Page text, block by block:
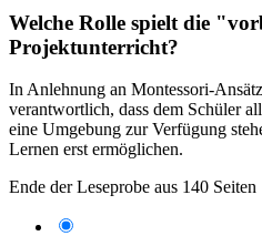
Welche Rolle spielt die
Projektunterricht?
In Anlehnung an Montessori-
verantwortlich, dass dem Schüler
eine Umgebung zur Verfügung
Lernen erst ermöglichen.
Ende der Leseprobe aus 140